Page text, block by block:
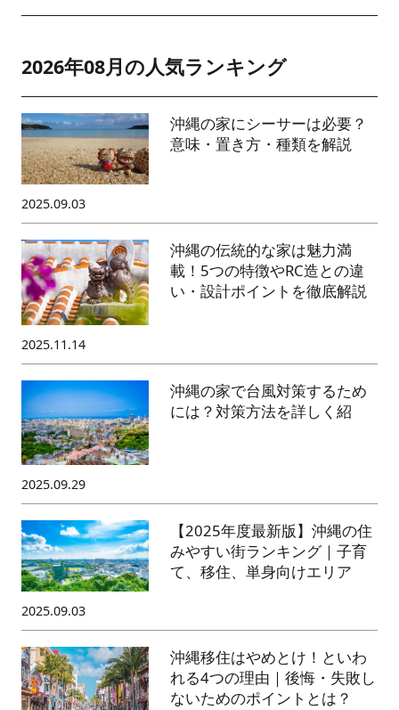
2026年08月の人気ランキング
2025.09.03
沖縄の家にシーサーは必要？
意味・置き方・種類を解説
2025.11.14
沖縄の伝統的な家は魅力満
載！5つの特徴やRC造との違
い・設計ポイントを徹底解説
2025.09.29
沖縄の家で台風対策するため
には？対策方法を詳しく紹
2025.09.03
【2025年度最新版】沖縄の住
みやすい街ランキング｜子育
て、移住、単身向けエリア
沖縄移住はやめとけ！といわ
れる4つの理由｜後悔・失敗し
ないためのポイントとは？